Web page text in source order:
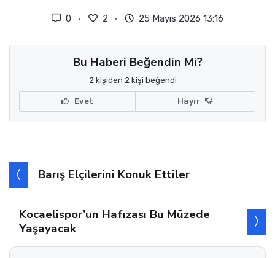
0 2 25 Mayıs 2026 13:16
Bu Haberi Beğendin Mi?
2 kişiden 2 kişi beğendi
Evet Hayır
Barış Elçilerini Konuk Ettiler
Kocaelispor’un Hafızası Bu Müzede
Yaşayacak